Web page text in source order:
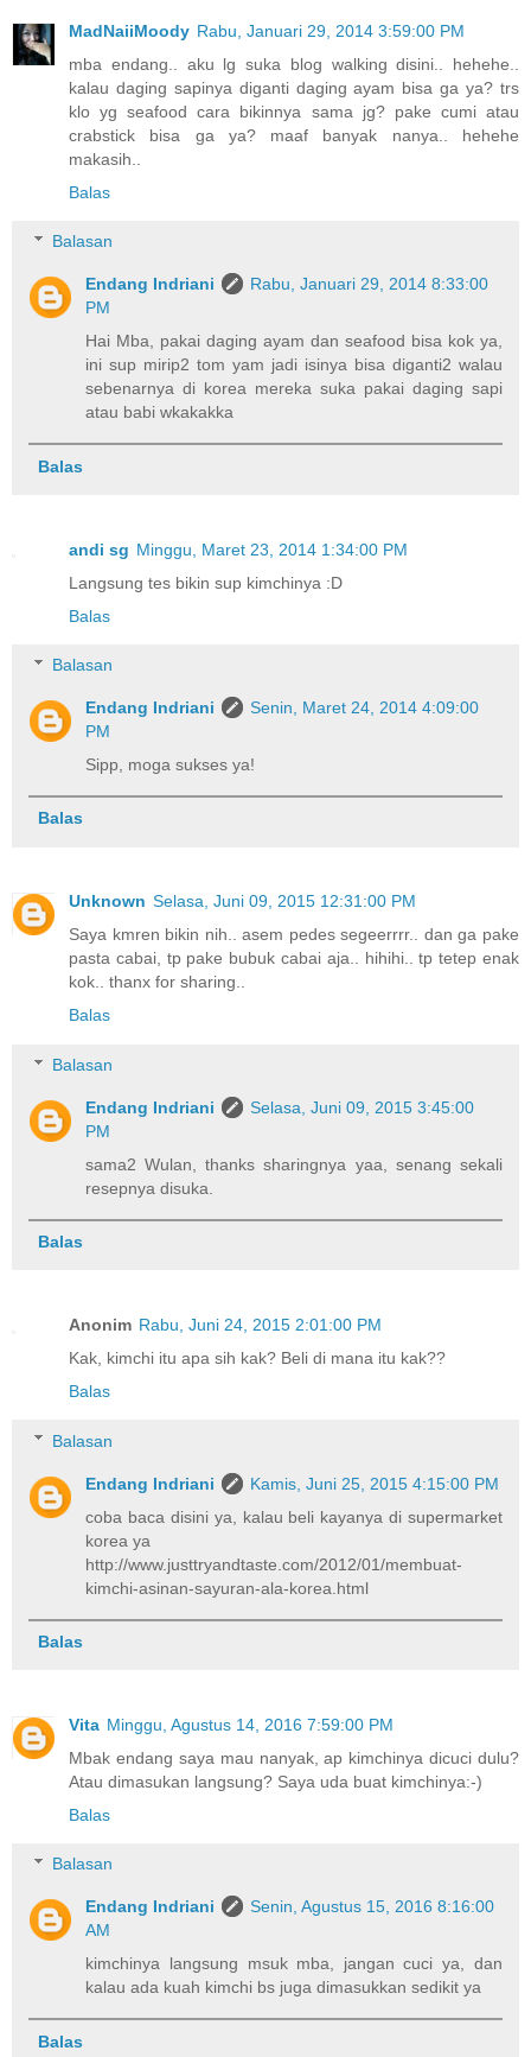
MadNaiiMoody Rabu, Januari 29, 2014 3:59:00 PM
mba endang.. aku lg suka blog walking disini.. hehehe..
kalau daging sapinya diganti daging ayam bisa ga ya? trs
klo yg seafood cara bikinnya sama jg? pake cumi atau
crabstick bisa ga ya? maaf banyak nanya.. hehehe
makasih..
Balas
Balasan
Endang Indriani
Rabu, Januari 29, 2014 8:33:00
PM
Hai Mba, pakai daging ayam dan seafood bisa kok ya,
ini sup mirip2 tom yam jadi isinya bisa diganti2 walau
sebenarnya di korea mereka suka pakai daging sapi
atau babi wkakakka
Balas
andi sg Minggu, Maret 23, 2014 1:34:00 PM
Langsung tes bikin sup kimchinya :D
Balas
Balasan
Endang Indriani
Senin, Maret 24, 2014 4:09:00
PM
Sipp, moga sukses ya!
Balas
Unknown Selasa, Juni 09, 2015 12:31:00 PM
Saya kmren bikin nih.. asem pedes segeerrrr.. dan ga pake
pasta cabai, tp pake bubuk cabai aja.. hihihi.. tp tetep enak
kok.. thanx for sharing..
Balas
Balasan
Endang Indriani
Selasa, Juni 09, 2015 3:45:00
PM
sama2 Wulan, thanks sharingnya yaa, senang sekali
resepnya disuka.
Balas
Anonim Rabu, Juni 24, 2015 2:01:00 PM
Kak, kimchi itu apa sih kak? Beli di mana itu kak??
Balas
Balasan
Endang Indriani
Kamis, Juni 25, 2015 4:15:00 PM
coba baca disini ya, kalau beli kayanya di supermarket
korea ya
http://www.justtryandtaste.com/2012/01/membuat-
kimchi-asinan-sayuran-ala-korea.html
Balas
Vita Minggu, Agustus 14, 2016 7:59:00 PM
Mbak endang saya mau nanyak, ap kimchinya dicuci dulu?
Atau dimasukan langsung? Saya uda buat kimchinya:-)
Balas
Balasan
Endang Indriani
Senin, Agustus 15, 2016 8:16:00
AM
kimchinya langsung msuk mba, jangan cuci ya, dan
kalau ada kuah kimchi bs juga dimasukkan sedikit ya
Balas